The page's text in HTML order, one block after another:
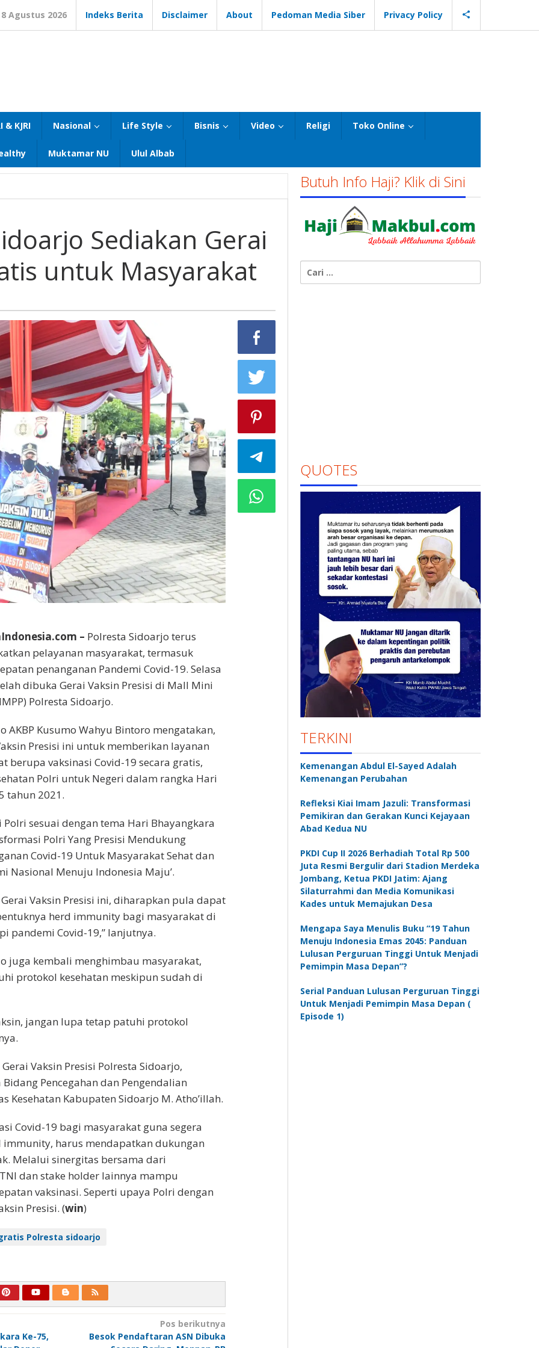
8 Agustus 2026 Indeks Berita Disclaimer About Pedoman Media Siber Privacy Policy
& KJRI Nasional Life Style Bisnis Video Religi Toko Online
Muktamar NU Ulul Albab
Sediakan Gerai
untuk Masyarakat
– Polresta Sidoarjo terus
pelayanan masyarakat, termasuk
penanganan Pandemi Covid-19. Selasa
dibuka Gerai Vaksin Presisi di Mall Mini
Polresta Sidoarjo.
AKBP Kusumo Wahyu Bintoro mengatakan,
Presisi ini untuk memberikan layanan
berupa vaksinasi Covid-19 secara gratis,
Polri untuk Negeri dalam rangka Hari
tahun 2021.
Polri sesuai dengan tema Hari Bhayangkara
Polri Yang Presisi Mendukung
Covid-19 Untuk Masyarakat Sehat dan
Nasional Menuju Indonesia Maju’.
Vaksin Presisi ini, diharapkan pula dapat
herd immunity bagi masyarakat di
pandemi Covid-19,” lanjutnya.
juga kembali menghimbau masyarakat,
protokol kesehatan meskipun sudah di
jangan lupa tetap patuhi protokol
Vaksin Presisi Polresta Sidoarjo,
Pencegahan dan Pengendalian
Kesehatan Kabupaten Sidoarjo M. Atho’illah.
Covid-19 bagi masyarakat guna segera
harus mendapatkan dukungan
Melalui sinergitas bersama dari
dan stake holder lainnya mampu
vaksinasi. Seperti upaya Polri dengan
Presisi. (win)
Polresta sidoarjo
Ke-75,
Pos berikutnya
Besok Pendaftaran ASN Dibuka
Butuh Info Haji? Klik di Sini
untuk:
QUOTES
TERKINI
Kemenangan Abdul El-Sayed Adalah
Kemenangan Perubahan
Refleksi Kiai Imam Jazuli: Transformasi
Pemikiran dan Gerakan Kunci Kejayaan
Abad Kedua NU
PKDI Cup II 2026 Berhadiah Total Rp 500
Juta Resmi Bergulir dari Stadion Merdeka
Jombang, Ketua PKDI Jatim: Ajang
Silaturrahmi dan Media Komunikasi
Kades untuk Memajukan Desa
Mengapa Saya Menulis Buku “19 Tahun
Menuju Indonesia Emas 2045: Panduan
Lulusan Perguruan Tinggi Untuk Menjadi
Pemimpin Masa Depan”?
Serial Panduan Lulusan Perguruan Tinggi
Untuk Menjadi Pemimpin Masa Depan (
Episode 1)